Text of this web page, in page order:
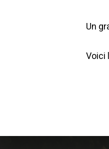
Un
Voici